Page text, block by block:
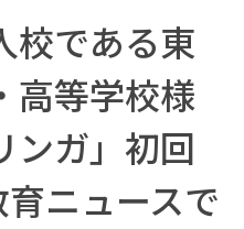
校である東
高等学校様
ンガ」初回
ニュースで